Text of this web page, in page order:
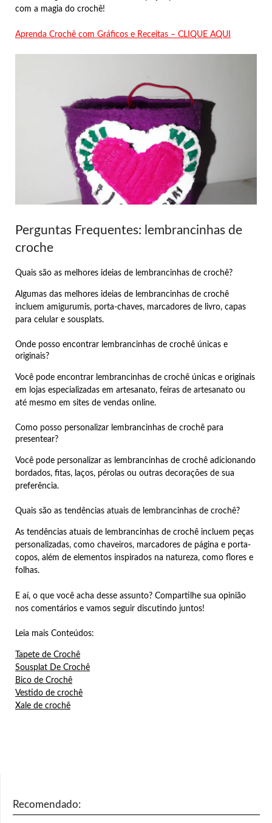
com a magia do crochê!
Aprenda Crochê com Gráficos e Receitas – CLIQUE AQUI
Perguntas Frequentes: lembrancinhas de
croche
Quais são as melhores ideias de lembrancinhas de crochê?
Algumas das melhores ideias de lembrancinhas de crochê
incluem amigurumis, porta-chaves, marcadores de livro, capas
para celular e sousplats.
Onde posso encontrar lembrancinhas de crochê únicas e
originais?
Você pode encontrar lembrancinhas de crochê únicas e originais
em lojas especializadas em artesanato, feiras de artesanato ou
até mesmo em sites de vendas online.
Como posso personalizar lembrancinhas de crochê para
presentear?
Você pode personalizar as lembrancinhas de crochê adicionando
bordados, fitas, laços, pérolas ou outras decorações de sua
preferência.
Quais são as tendências atuais de lembrancinhas de crochê?
As tendências atuais de lembrancinhas de crochê incluem peças
personalizadas, como chaveiros, marcadores de página e porta-
copos, além de elementos inspirados na natureza, como flores e
folhas.
E aí, o que você acha desse assunto? Compartilhe sua opinião
nos comentários e vamos seguir discutindo juntos!
Leia mais Conteúdos:
Tapete de Crochê
Sousplat De Crochê
Bico de Crochê
Vestido de crochê
Xale de crochê
Recomendado: